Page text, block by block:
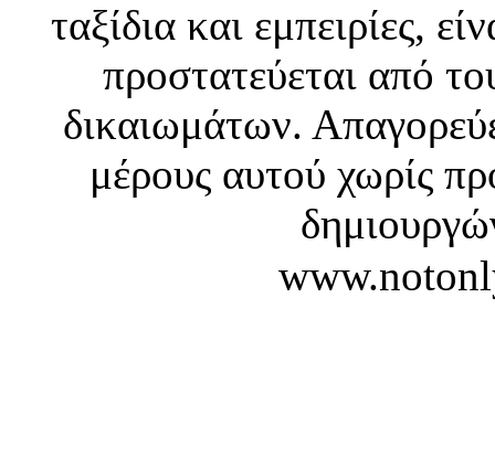
ταξίδια και εμπειρίες,
προστατεύεται από
δικαιωμάτων.
μέρους αυτού χωρίς